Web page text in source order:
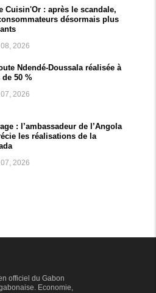
Cuisin'Or : après le scandale,
désormais plus
2026
Ndendé-Doussala réalisée à
de 50 %
2026
: l’ambassadeur de l’Angola
les réalisations de la
2026
officiel du Gabon
Economie,